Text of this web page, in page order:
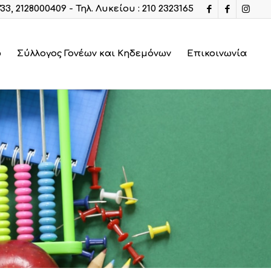
2128000409 - Τηλ. Λυκείου : 210 2323165
Σύλλογος Γονέων και Κηδεμόνων Επικοινωνία